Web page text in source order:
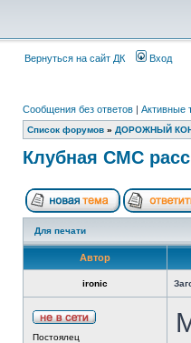
Вернуться на сайт ДК Вход
Сообщения без ответов | Активные
Список форумов » ДОРОЖНЫЙ
Клубная СМС
Для печати
Автор
ironic
Постоялец